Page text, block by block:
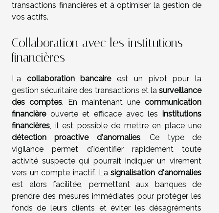
transactions financières et à optimiser la gestion de
vos actifs.
Collaboration avec les institutions
financières
La collaboration bancaireest un pivot pour la
gestion sécuritaire des transactions et la surveillance
des comptes. En maintenant une communication
financièreouverte et efficace avec les institutions
financières , il est possible de mettre en place une
détection proactive d'anomalies. Ce type de
vigilance permet d'identifier rapidement toute
activité suspecte qui pourrait indiquer un virement
vers un compte inactif. Lasignalisation d'anomalies
est alors facilitée, permettant aux banques de
prendre des mesures immédiates pour protéger les
fonds de leurs clients et éviter les désagréments